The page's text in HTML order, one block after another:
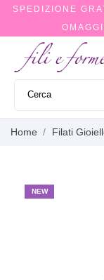
SPEDIZIONE
Home Filati
NEW